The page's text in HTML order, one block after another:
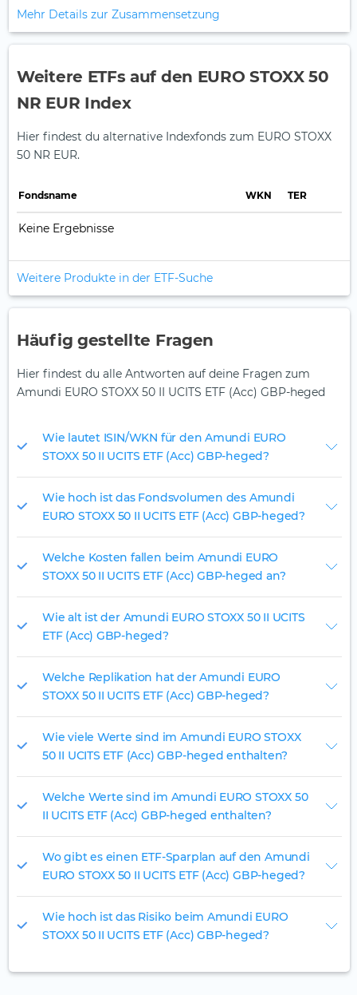
Mehr Details zur Zusammensetzung
Weitere ETFs auf den EURO STOXX 50
NR EUR Index
Hier findest du alternative Indexfonds zum EURO STOXX
50 NR EUR.
Fonds­name WKN TER
Keine Ergebnisse
Weitere Produkte in der ETF-Suche
Häufig gestellte Fragen
Hier findest du alle Antworten auf deine Fragen zum
Amundi EURO STOXX 50 II UCITS ETF (Acc) GBP-heged
Wie lautet ISIN/WKN für den Amundi EURO
STOXX 50 II UCITS ETF (Acc) GBP-heged?
Wie hoch ist das Fondsvolumen des Amundi
EURO STOXX 50 II UCITS ETF (Acc) GBP-heged?
Welche Kosten fallen beim Amundi EURO
STOXX 50 II UCITS ETF (Acc) GBP-heged an?
Wie alt ist der Amundi EURO STOXX 50 II UCITS
ETF (Acc) GBP-heged?
Welche Replikation hat der Amundi EURO
STOXX 50 II UCITS ETF (Acc) GBP-heged?
Wie viele Werte sind im Amundi EURO STOXX
50 II UCITS ETF (Acc) GBP-heged enthalten?
Welche Werte sind im Amundi EURO STOXX 50
II UCITS ETF (Acc) GBP-heged enthalten?
Wo gibt es einen ETF-Sparplan auf den Amundi
EURO STOXX 50 II UCITS ETF (Acc) GBP-heged?
Wie hoch ist das Risiko beim Amundi EURO
STOXX 50 II UCITS ETF (Acc) GBP-heged?